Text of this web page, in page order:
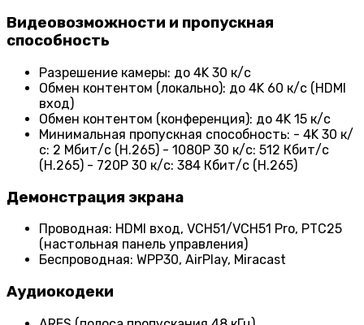
Видеовозможности и пропускная
способность
Разрешение камеры: до 4K 30 к/с
Обмен контентом (локально): до 4K 60 к/с (HDMI
вход)
Обмен контентом (конференция): до 4K 15 к/с
Минимальная пропускная способность: - 4K 30 к/
с: 2 Мбит/с (H.265) - 1080P 30 к/с: 512 Кбит/с
(H.265) - 720P 30 к/с: 384 Кбит/с (H.265)
Демонстрация экрана
Проводная: HDMI вход, VCH51/VCH51 Pro, PTC25
(настольная панель управления)
Беспроводная: WPP30, AirPlay, Miracast
Аудиокодеки